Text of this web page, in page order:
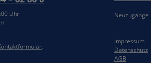
Uhr
.
Neuzugänge
Impressum
Datenschutz
AGB